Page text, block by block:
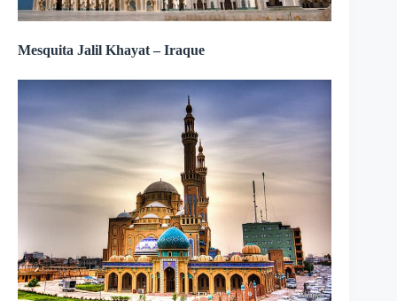
Mesquita Jalil Khayat – Iraque